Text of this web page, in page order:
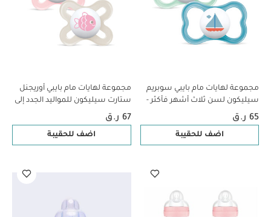
مجموعة لهايات مام بايبي سوبريم
سيليكون لسن ثلاث أشهر فأكثر -
سي لايف جرين وأزرق، قطعتين
65 ر.ق
اضف للحقيبة
مجموعة لهايات مام بايبي أوريجنل
ستارت سيليكون للمواليد الجدد إلى
سن شهرين - سي لايف بينك وبيج،
قطعتين
67 ر.ق
اضف للحقيبة